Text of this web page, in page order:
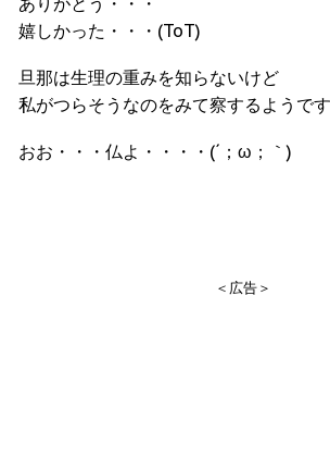
嬉しかった・・・(ToT)
旦那は生理の重みを知らないけど
私がつらそうなのをみて察するようで
おお・・・仏よ・・・・(´；ω；｀)
＜広告＞